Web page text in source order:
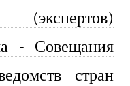
- Совещания
стран